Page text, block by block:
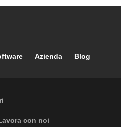
Azienda Blog
con noi